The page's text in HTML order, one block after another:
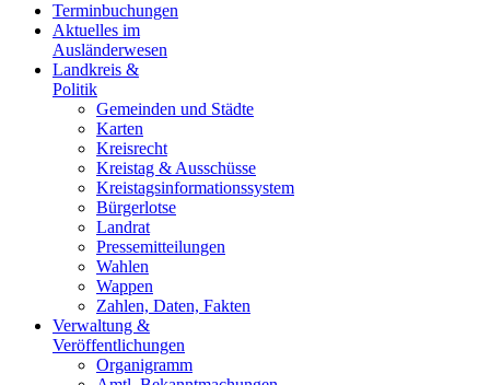
Terminbuchungen
Aktuelles im
Ausländerwesen
Landkreis &
Politik
Gemeinden und Städte
Karten
Kreisrecht
Kreistag & Ausschüsse
Kreistagsinformationssystem
Bürgerlotse
Landrat
Pressemitteilungen
Wahlen
Wappen
Zahlen, Daten, Fakten
Verwaltung &
Veröffentlichungen
Organigramm